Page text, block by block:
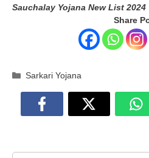
Sauchalay Yojana New List 2024
Share
Categories
Sarkari Yojana